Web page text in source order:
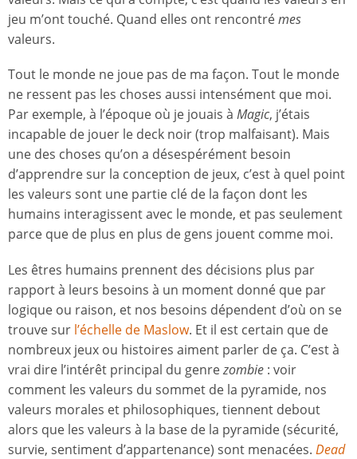
jeu m’ont touché. Quand elles ont rencontrémes
valeurs.
Tout le monde ne joue pas de ma façon. Tout le monde
ne ressent pas les choses aussi intensément que moi.
Par exemple, à l’époque où je jouais à Magic, j’étais
incapable de jouer le deck noir (trop malfaisant). Mais
une des choses qu’on a désespérément besoin
d’apprendre sur la conception de jeux, c’est à quel point
les valeurs sont une partie clé de la façon dont les
humains interagissent avec le monde, et pas seulement
parce que de plus en plus de gens jouent comme moi.
Les êtres humains prennent des décisions plus par
rapport à leurs besoins à un moment donné que par
logique ou raison, et nos besoins dépendent d’où on se
trouve sur l’échelle de Maslow. Et il est certain que de
nombreux jeux ou histoires aiment parler de ça. C’est à
vrai dire l’intérêt principal du genrezombie : voir
comment les valeurs du sommet de la pyramide, nos
valeurs morales et philosophiques, tiennent debout
alors que les valeurs à la base de la pyramide (sécurité,
survie, sentiment d’appartenance) sont menacées. Dead